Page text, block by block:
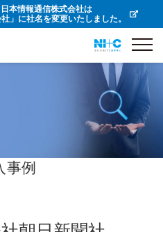
本情報通信株式会社は
」に社名を変更いたしました。
例